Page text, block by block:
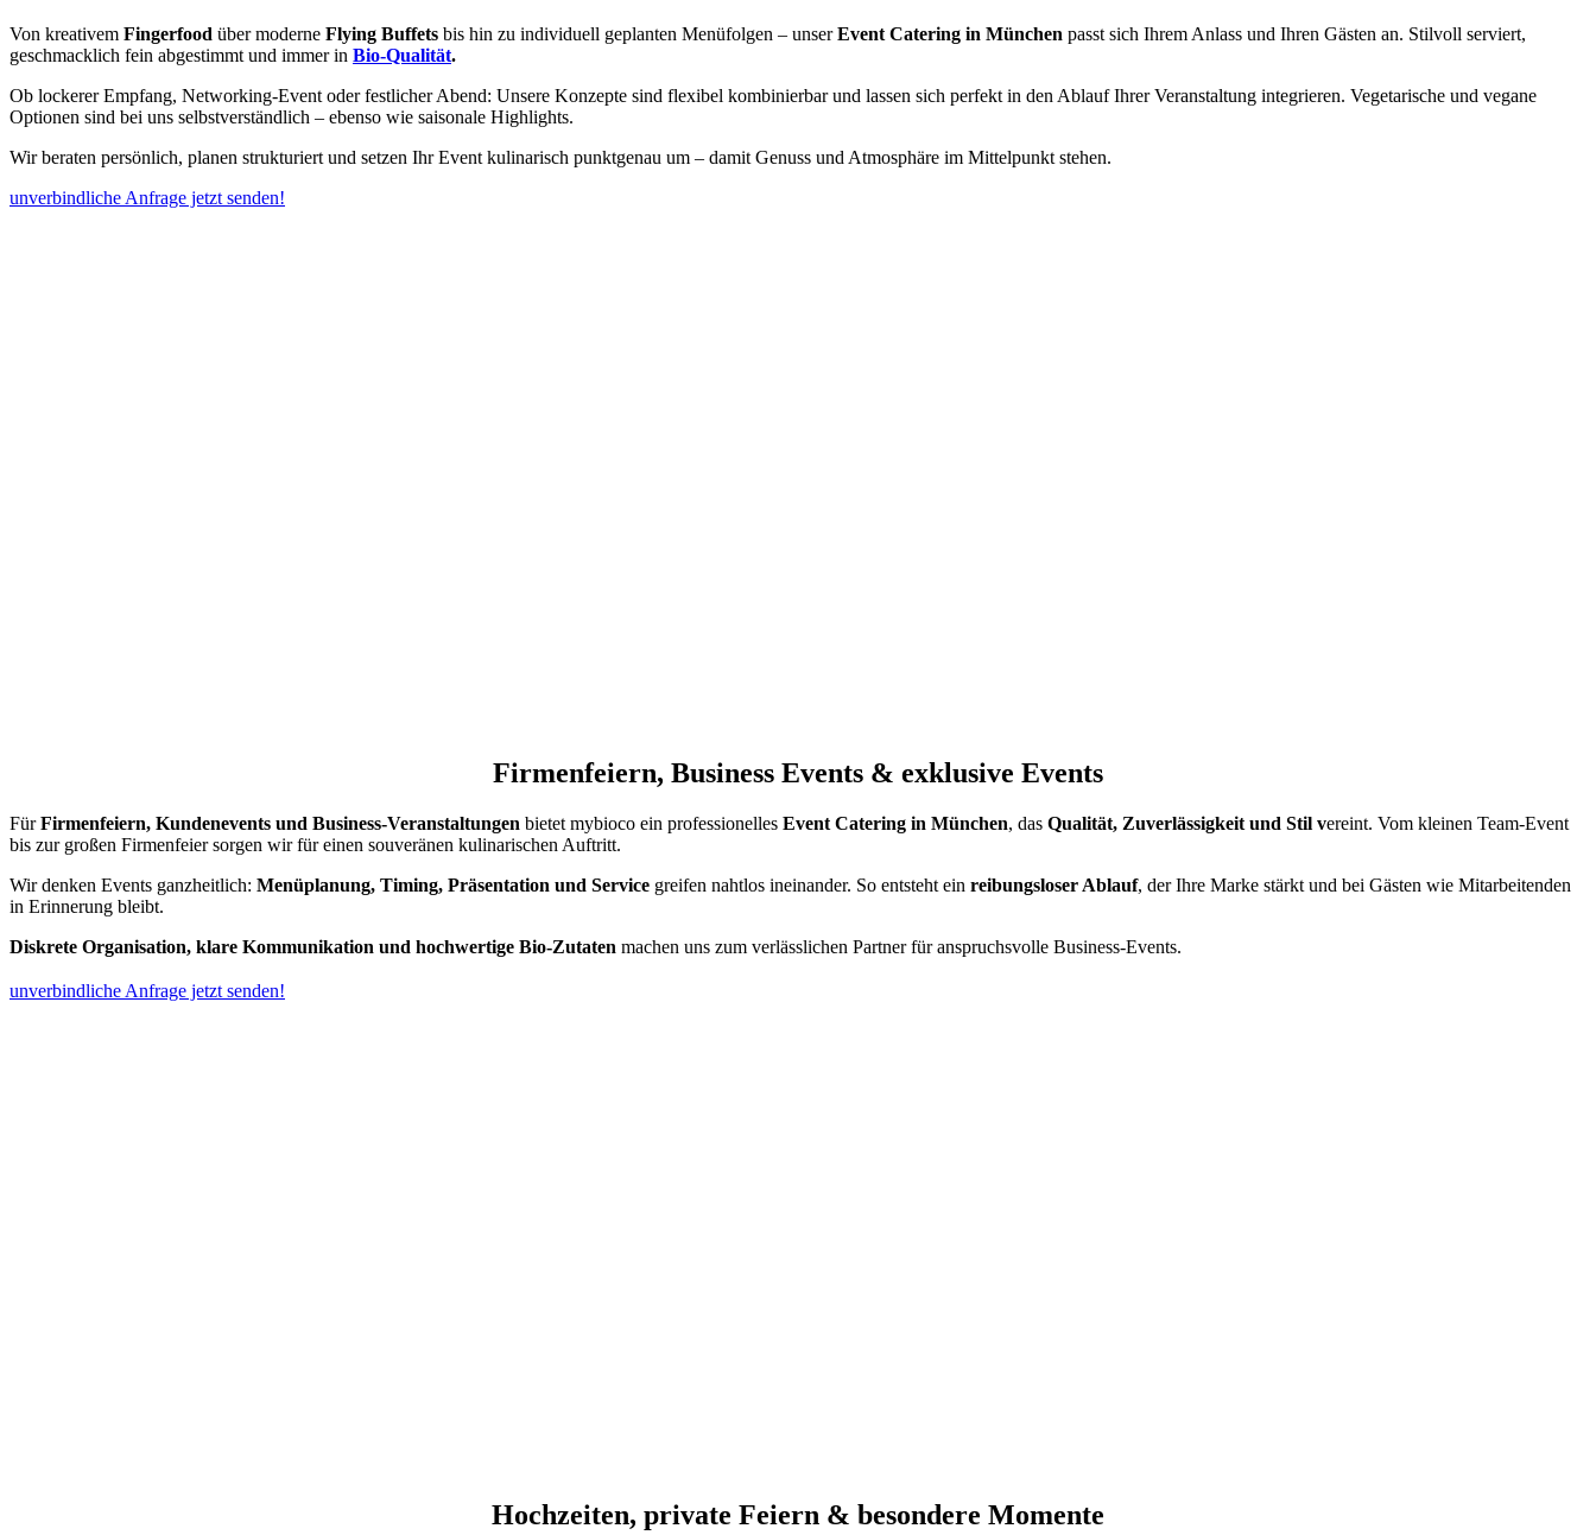
Von kreativem Fingerfood über moderne Flying Buffets bis hin zu individuell geplanten Menüfolgen – unserEvent Catering in München passt sich Ihrem Anlass und Ihren Gästen an. Stilvoll serviert,
geschmacklich fein abgestimmt und immer in Bio-Qualität.
Ob lockerer Empfang, Networking-Event oder festlicher Abend: Unsere Konzepte sind flexibel kombinierbar und lassen sich perfekt in den Ablauf Ihrer Veranstaltung integrieren. Vegetarische und vegane
Optionen sind bei uns selbstverständlich – ebenso wie saisonale Highlights.
Wir beraten persönlich, planen strukturiert und setzen Ihr Event kulinarisch punktgenau um – damit Genuss und Atmosphäre im Mittelpunkt stehen.
unverbindliche Anfrage jetzt senden!
Firmenfeiern, Business Events & exklusive Events
FürFirmenfeiern, Kundenevents und Business-Veranstaltungen bietet mybioco ein professionelles Event Catering in München, das Qualität, Zuverlässigkeit und Stil vereint. Vom kleinen Team-Event
bis zur großen Firmenfeier sorgen wir für einen souveränen kulinarischen Auftritt.
Wir denken Events ganzheitlich: Menüplanung, Timing, Präsentation und Service greifen nahtlos ineinander. So entsteht ein reibungsloser Ablauf, der Ihre Marke stärkt und bei Gästen wie Mitarbeitenden
in Erinnerung bleibt.
Diskrete Organisation, klare Kommunikation und hochwertige Bio-Zutaten machen uns zum verlässlichen Partner für anspruchsvolle Business-Events.
unverbindliche Anfrage jetzt senden!
Hochzeiten, private Feiern & besondere Momente